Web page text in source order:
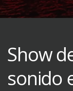
Show
sonido